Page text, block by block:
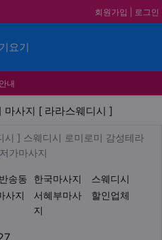
니다.
합법적이고 건전한 업체와 광고를 제휴합니다.
회원가입 로그인
내
웨디시 마사지
마사지 [ 라라스웨디시 ]
지 [ 라라스웨
시 ] 스웨디시 로미로미 감성테라
가마사지
송동 한국마사지
스웨디시
사지
서혜부마사
지
할인업체
업체연락처